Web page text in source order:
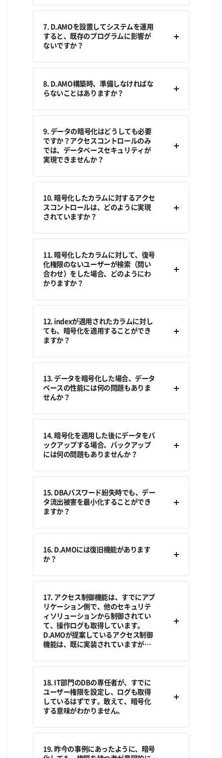
7. D.AMOを設置してシステムを運用
すると、既存のプログラムに影響が
ないですか？
8. D.AMO構築時、準備しなければな
らないことはありますか？
9. データの暗号化はどうしても必要
ですか？アクセスコントロールのみ
では、データベースセキュリティが
実現できませんか？
10. 暗号化したカラムに対するアクセ
スコントロールは、どのように実現
されていますか？
11. 暗号化したカラムに対して、復号
化権限のないユーザーが検索（問い
合わせ）をした場合、どのようにわ
かりますか？
12. indexが適用されたカラムに対し
ても、暗号化を適用することができ
ますか？
13. データを暗号化した場合、データ
ベースの性能には何の問題もありま
せんか？
14. 暗号化を適用した後にデータをバ
ックアップする場合、バックアップ
には何の問題もありませんか？
15. DBAパスワード紛失時でも、デー
タ流出被害を最小化することができ
ますか？
16. D.AMOには復旧機能があります
か？
17. アクセス制御機能は、すでにアプ
リケーション側で、他のセキュリテ
ィソリューションから制御されてい
て、操作ログも取得しています。
D.AMOが提案しているアクセス制御
機能は、既に実装されていますが…
18. IT部門のDBの専任者が、すでに
ユーザー権限を設定し、ログも取得
しているはずです。敢えて、暗号化
する意味がわかりません。
19. 昨今の事例にあったように、暗号